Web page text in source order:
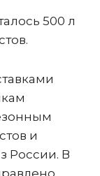
500 л
и
России. В